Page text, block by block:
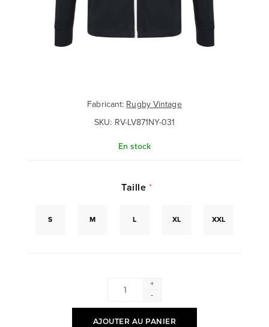
Fabricant: Rugby Vintage
SKU: RV-LV871NY-031
En stock
Taille *
S M L XL XXL
+
-
AJOUTER AU PANIER